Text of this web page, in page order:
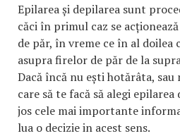
Epilarea și depilarea sunt
căci în primul caz se
de păr, în vreme ce în al doilea
asupra firelor de păr de la
Dacă încă nu ești hotărâta,
care să te facă să alegi
jos cele mai importante
lua o decizie in acest sens.